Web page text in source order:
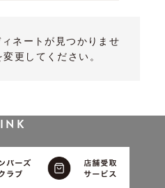
ネートが見つかりませ
更してください。